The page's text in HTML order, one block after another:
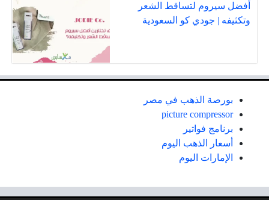
أفضل سيروم لتساقط الشعر
وتكثيفه | جودي كو السعودية
بورصة الذهب في مصر
picture compressor
برنامج فواتير
أسعار الذهب اليوم
الإمارات اليوم